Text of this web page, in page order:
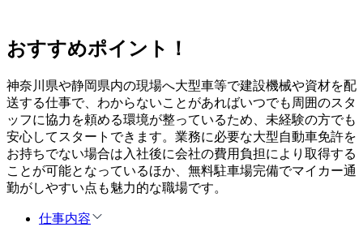
おすすめポイント！
神奈川県や静岡県内の現場へ大型車等で建設機械や資材を配
送する仕事で、わからないことがあればいつでも周囲のスタ
ッフに協力を頼める環境が整っているため、未経験の方でも
安心してスタートできます。業務に必要な大型自動車免許を
お持ちでない場合は入社後に会社の費用負担により取得する
ことが可能となっているほか、無料駐車場完備でマイカー通
勤がしやすい点も魅力的な職場です。
仕事内容